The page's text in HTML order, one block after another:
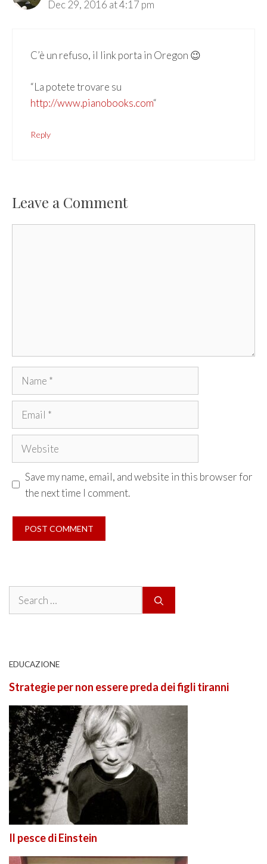
Dec 29, 2016 at 4:17 pm
C’è un refuso, il link porta in Oregon 😉
“La potete trovare su
http://www.pianobooks.com“
Reply
Leave a Comment
Name
Email
Website
Save my name, email, and website in this browser for
the next time I comment.
Search
EDUCAZIONE
Strategie per non essere preda dei figli tiranni
Il pesce di Einstein